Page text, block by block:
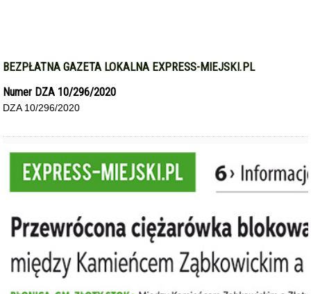
BEZPŁATNA GAZETA LOKALNA EXPRESS-MIEJSKI.PL
Numer DZA 10/296/2020
DZA 10/296/2020